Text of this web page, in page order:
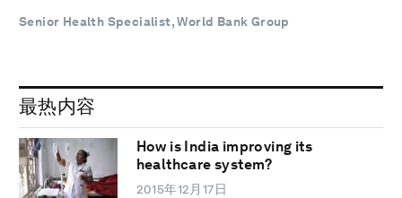
Senior Health Specialist, World Bank Group
最热内容
How is India improving its
healthcare system?
2015年12月17日